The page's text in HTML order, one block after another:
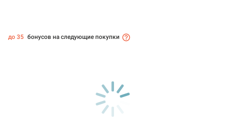
до 35 бонусов на следующие покупки